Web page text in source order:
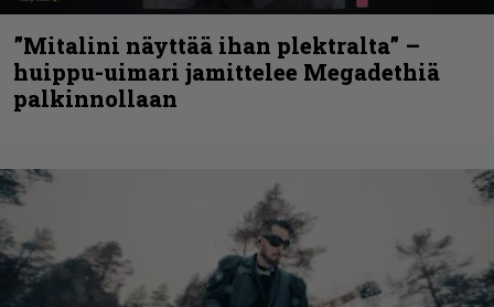
”Mitalini näyttää ihan plektralta” –
huippu-uimari jamittelee Megadethiä
palkinnollaan